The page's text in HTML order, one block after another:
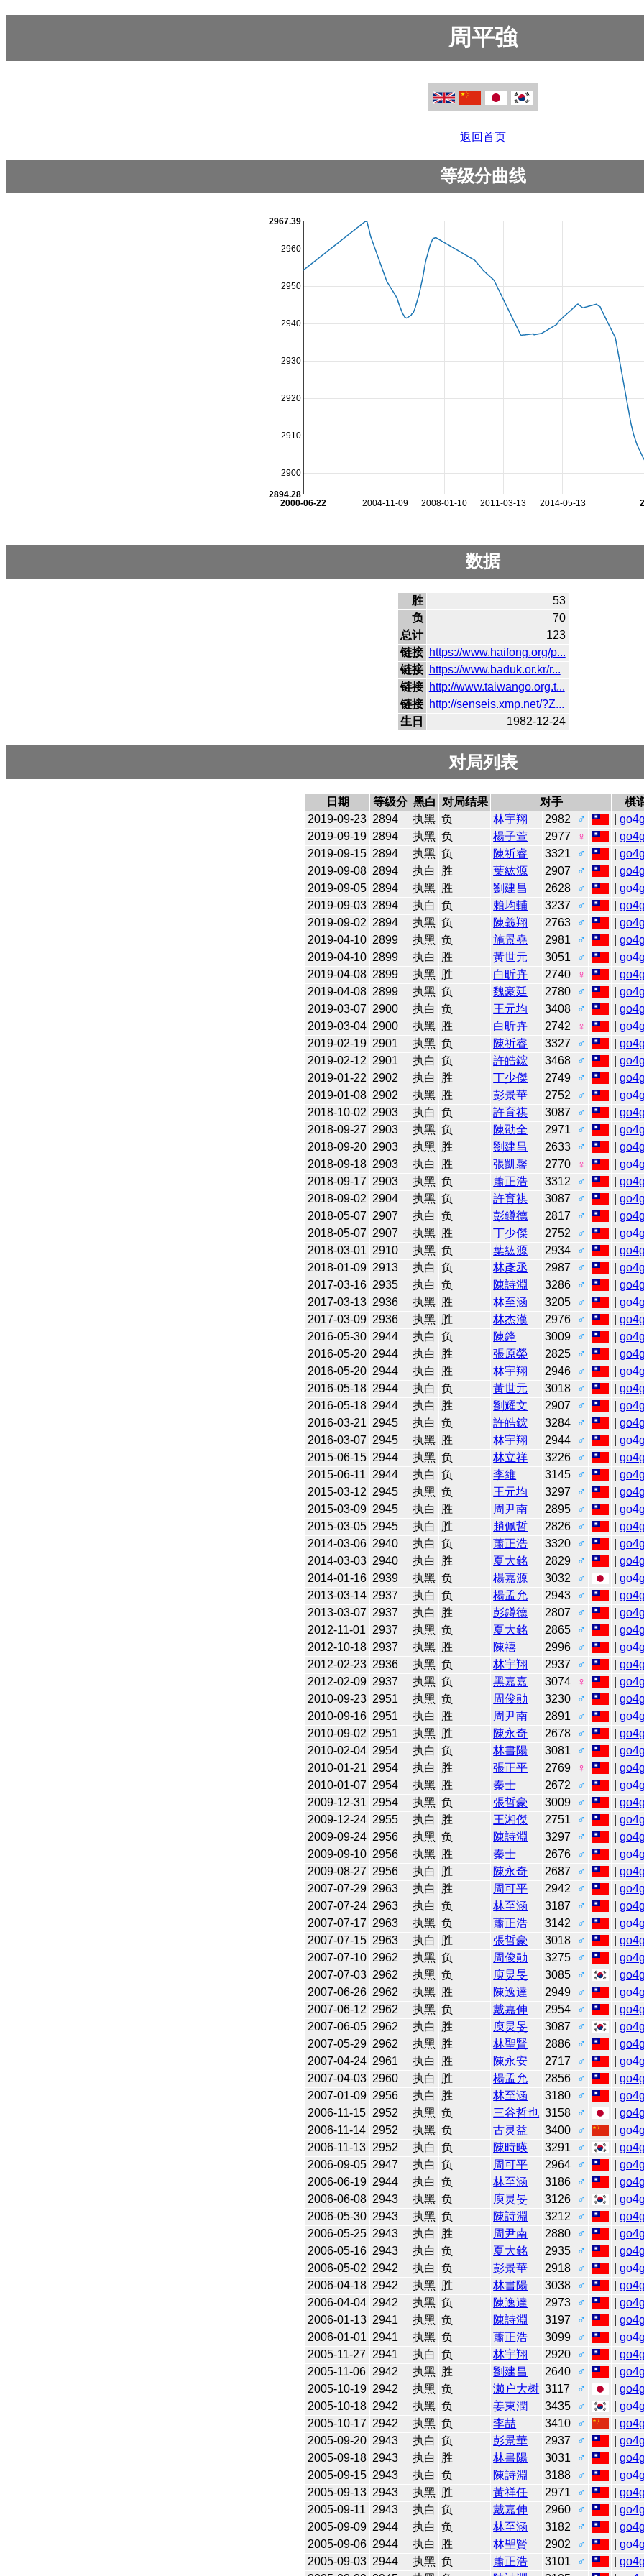
周平強
返回首页
等级分曲线
2004-11-09 2008-01-10 2011-03-13 2014-05-13
2000-06-22
2900
2910
2920
2930
2940
2950
2960
2894.28
2967.39
数据
胜
53
负
70
总计
123
链接 https://www.haifong.org/p...
链接 https://www.baduk.or.kr/r...
链接 http://www.taiwango.org.t...
链接 http://senseis.xmp.net/?Z...
生日
1982-12-24
对局列表
日期 等级分 黑白 对局结果 对手
棋
2019-09-23 2894 执黑 负 林宇翔 2982 ♂ |
2019-09-19 2894 执黑 负 楊子萱 2977 ♀ |
2019-09-15 2894 执黑 负 陳祈睿 3321 ♂ |
2019-09-08 2894 执白 胜 葉紘源 2907 ♂ |
2019-09-05 2894 执黑 胜 劉建昌 2628 ♂ |
2019-09-03 2894 执白 负 賴均輔 3237 ♂ |
2019-09-02 2894 执黑 负 陳義翔 2763 ♂ |
2019-04-10 2899 执黑 负 施景堯 2981 ♂ |
2019-04-10 2899 执白 胜 黃世元 3051 ♂ |
2019-04-08 2899 执黑 胜 白昕卉 2740 ♀ |
2019-04-08 2899 执黑 负 魏豪廷 2780 ♂ |
2019-03-07 2900 执白 负 王元均 3408 ♂ |
2019-03-04 2900 执黑 胜 白昕卉 2742 ♀ |
2019-02-19 2901 执黑 负 陳祈睿 3327 ♂ |
2019-02-12 2901 执白 负 許皓鋐 3468 ♂ |
2019-01-22 2902 执白 胜 丁少傑 2749 ♂ |
2019-01-08 2902 执黑 胜 彭景華 2752 ♂ |
2018-10-02 2903 执白 负 許育祺 3087 ♂ |
2018-09-27 2903 执黑 负 陳劭全 2971 ♂ |
2018-09-20 2903 执黑 胜 劉建昌 2633 ♂ |
2018-09-18 2903 执白 胜 張凱馨 2770 ♀ |
2018-09-17 2903 执黑 负 蕭正浩 3312 ♂ |
2018-09-02 2904 执黑 负 許育祺 3087 ♂ |
2018-05-07 2907 执白 负 彭鐏德 2817 ♂ |
2018-05-07 2907 执黑 胜 丁少傑 2752 ♂ |
2018-03-01 2910 执黑 负 葉紘源 2934 ♂ |
2018-01-09 2913 执白 负 林彥丞 2987 ♂ |
2017-03-16 2935 执白 负 陳詩淵 3286 ♂ |
2017-03-13 2936 执黑 胜 林至涵 3205 ♂ |
2017-03-09 2936 执黑 胜 林杰漢 2976 ♂ |
2016-05-30 2944 执白 负 陳鋒 3009 ♂ |
2016-05-20 2944 执白 胜 張原榮 2825 ♂ |
2016-05-20 2944 执白 胜 林宇翔 2946 ♂ |
2016-05-18 2944 执白 负 黃世元 3018 ♂ |
2016-05-18 2944 执白 胜 劉耀文 2907 ♂ |
2016-03-21 2945 执白 负 許皓鋐 3284 ♂ |
2016-03-07 2945 执黑 胜 林宇翔 2944 ♂ |
2015-06-15 2944 执黑 负 林立祥 3226 ♂ |
2015-06-11
2944 执白 负 李維 3145 ♂ |
2015-03-12 2945 执黑 负 王元均 3297 ♂ |
2015-03-09 2945 执白 胜 周尹南 2895 ♂ |
2015-03-05 2945 执白 胜 趙佩哲 2826 ♂ |
2014-03-06 2940 执白 负 蕭正浩 3320 ♂ |
2014-03-03 2940 执白 胜 夏大銘 2829 ♂ |
2014-01-16 2939 执黑 负 楊嘉源 3032 ♂ |
2013-03-14 2937 执白 负 楊孟允 2943 ♂ |
2013-03-07 2937 执白 胜 彭鐏德 2807 ♂ |
2012-11-01
2937 执黑 负 夏大銘 2865 ♂ |
2012-10-18 2937 执黑 胜 陳禧 2996 ♂ |
2012-02-23 2936 执黑 负 林宇翔 2937 ♂ |
2012-02-09 2937 执黑 负 黑嘉嘉 3074 ♀ |
2010-09-23 2951 执黑 负 周俊勛 3230 ♂ |
2010-09-16 2951 执白 胜 周尹南 2891 ♂ |
2010-09-02 2951 执黑 胜 陳永奇 2678 ♂ |
2010-02-04 2954 执白 负 林書陽 3081 ♂ |
2010-01-21 2954 执白 胜 張正平 2769 ♀ |
2010-01-07 2954 执黑 胜 秦士 2672 ♂ |
2009-12-31 2954 执黑 负 張哲豪 3009 ♂ |
2009-12-24 2955 执白 胜 王湘傑 2751 ♂ |
2009-09-24 2956 执黑 负 陳詩淵 3297 ♂ |
2009-09-10 2956 执黑 胜 秦士 2676 ♂ |
2009-08-27 2956 执白 胜 陳永奇 2687 ♂ |
2007-07-29 2963 执白 胜 周可平 2942 ♂ |
2007-07-24 2963 执白 负 林至涵 3187 ♂ |
2007-07-17 2963 执黑 负 蕭正浩 3142 ♂ |
2007-07-15 2963 执白 胜 張哲豪 3018 ♂ |
2007-07-10 2962 执黑 负 周俊勛 3275 ♂ |
2007-07-03 2962 执黑 负 庾炅旻 3085 ♂ |
2007-06-26 2962 执黑 胜 陳逸達 2949 ♂ |
2007-06-12 2962 执黑 负 戴嘉伸 2954 ♂ |
2007-06-05 2962 执白 胜 庾炅旻 3087 ♂ |
2007-05-29 2962 执黑 胜 林聖賢 2886 ♂ |
2007-04-24 2961 执白 胜 陳永安 2717 ♂ |
2007-04-03 2960 执白 胜 楊孟允 2856 ♂ |
2007-01-09 2956 执白 胜 林至涵 3180 ♂ |
2006-11-15 2952 执黑 负 三谷哲也 3158 ♂ |
2006-11-14 2952 执黑 负 古灵益 3400 ♂ |
2006-11-13 2952 执白 负 陳時暎 3291 ♂ |
2006-09-05 2947 执白 负 周可平 2964 ♂ |
2006-06-19 2944 执白 负 林至涵 3186 ♂ |
2006-06-08 2943 执黑 负 庾炅旻 3126 ♂ |
2006-05-30 2943 执黑 负 陳詩淵 3212 ♂ |
2006-05-25 2943 执白 胜 周尹南 2880 ♂ |
2006-05-16 2943 执白 负 夏大銘 2935 ♂ |
2006-05-02 2942 执白 负 彭景華 2918 ♂ |
2006-04-18 2942 执黑 胜 林書陽 3038 ♂ |
2006-04-04 2942 执黑 负 陳逸達 2973 ♂ |
2006-01-13 2941 执黑 负 陳詩淵 3197 ♂ |
2006-01-01 2941 执黑 负 蕭正浩 3099 ♂ |
2005-11-27
2941 执白 负 林宇翔 2920 ♂ |
2005-11-06 2942 执黑 胜 劉建昌 2640 ♂ |
2005-10-19 2942 执黑 负 濑户大树 3117 ♂ |
2005-10-18 2942 执黑 负 姜東潤 3435 ♂ |
2005-10-17 2942 执黑 负 李喆 3410 ♂ |
2005-09-20 2943 执白 负 彭景華 2937 ♂ |
2005-09-18 2943 执白 胜 林書陽 3031 ♂ |
2005-09-15 2943 执白 负 陳詩淵 3188 ♂ |
2005-09-13 2943 执黑 胜 黃祥任 2971 ♂ |
2005-09-11
2943 执白 负 戴嘉伸 2960 ♂ |
2005-09-09 2944 执白 负 林至涵 3182 ♂ |
2005-09-06 2944 执白 胜 林聖賢 2902 ♂ |
2005-09-03 2944 执黑 负 蕭正浩 3101 ♂ |